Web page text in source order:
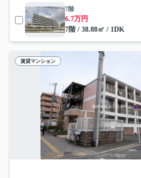
7階
6.7万円
7階 / 38.88㎡ / 1DK
賃貸マンション